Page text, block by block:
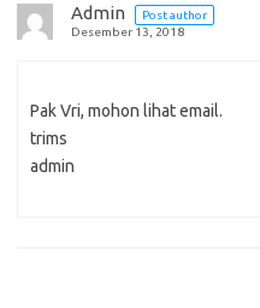
Admin
Post author
Desember 13, 2018
Pak Vri, mohon lihat email.
trims
admin